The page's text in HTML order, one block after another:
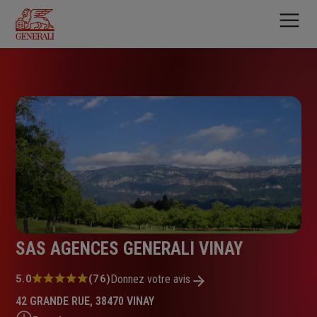
contenu
principal
SAS AGENCES GENERALI VINAY
Note
5.0
5.0 (76)Donnez votre avis
42 GRANDE RUE, 38470 VINAY